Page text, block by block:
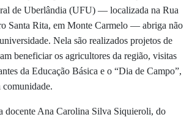
de Uberlândia (UFU) — localizada na Rua
Santa Rita, em Monte Carmelo — abriga não
Nela são realizados projetos de
beneficiar os agricultores da região, visitas
da Educação Básica e o “Dia de Campo”,
comunidade.
docente Ana Carolina Silva Siquieroli, do